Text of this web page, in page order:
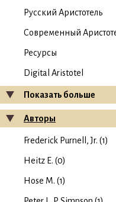
Русский Аристотель
Современный
Ресурсы
Digital Aristotel
Показать больше
Авторы
Frederick Purnell, Jr. (1)
Heitz E. (0)
Hose M. (1)